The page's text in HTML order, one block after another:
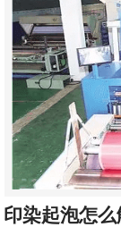
印染起泡怎